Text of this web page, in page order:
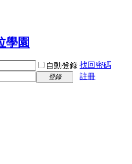
自動登錄 找回密碼
登錄
註冊